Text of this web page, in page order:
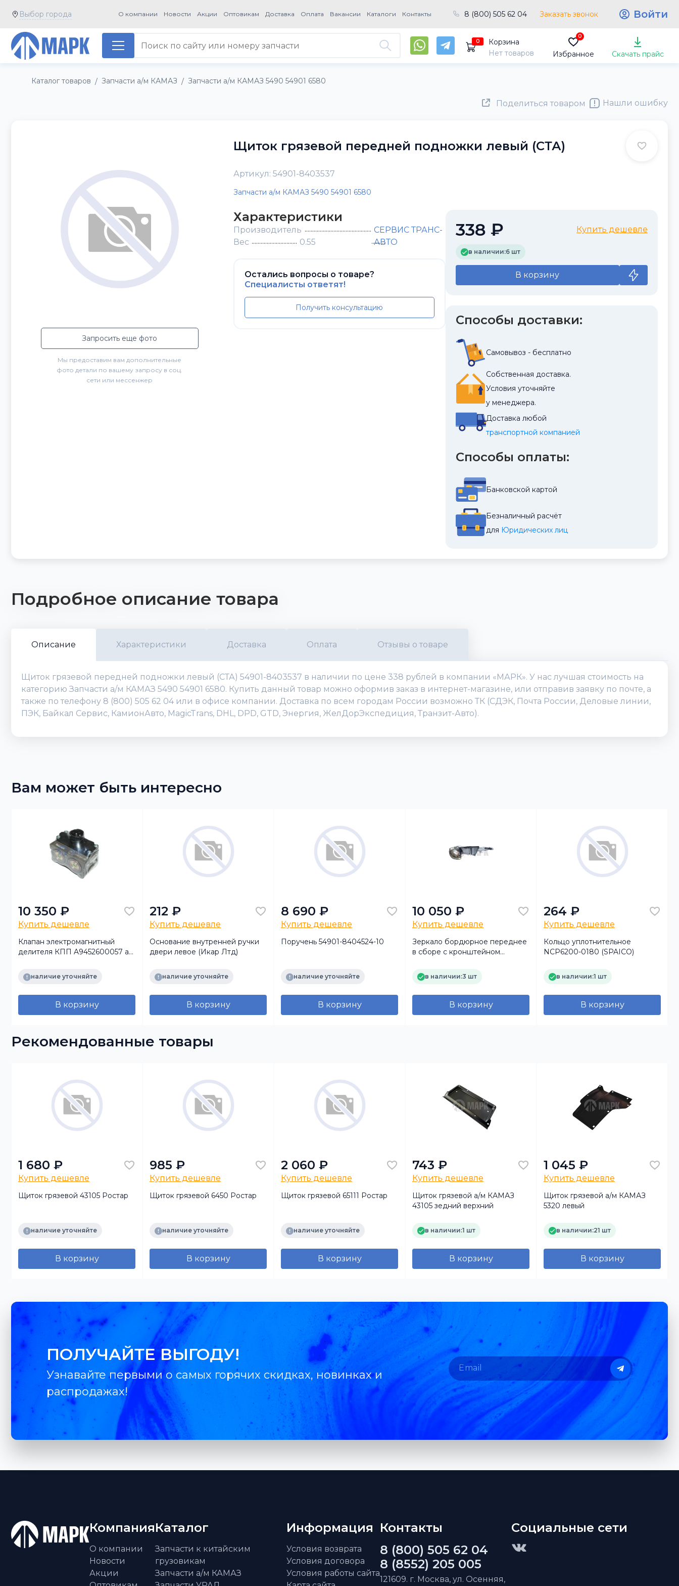
Выбор города О компании Новости Акции Оптовикам Доставка Оплата Вакансии Каталоги Контакты 8 (800) 505 62 04 Заказать звонок Войти
0
Корзина
Нет товаров
0
Избранное Скачать прайс
Каталог товаров / Запчасти а/м КАМАЗ / Запчасти а/м КАМАЗ 5490 54901 6580
Поделиться товаром Нашли ошибку
Запросить еще фото
Мы предоставим вам дополнительные
фото детали по вашему запросу в соц.
сети или мессенжер
Щиток грязевой передней подножки левый (СТА)
Артикул: 54901-8403537
Запчасти а/м КАМАЗ 5490 54901 6580
Характеристики
Производитель
СЕРВИС ТРАНС-
АВТО
Вес 0.55
Остались вопросы о товаре?
Специалисты ответят!
Получить консультацию
338 ₽ Купить дешевле
в наличии:6 шт
В корзину
Способы доставки:
Самовывоз - бесплатно
Собственная доставка.
Условия уточняйте
у менеджера.
Доставка любой
транспортной компанией
Способы оплаты:
Банковской картой
Безналичный расчёт
для Юридических лиц
Подробное описание товара
Описание Характеристики Доставка Оплата Отзывы о товаре
Щиток грязевой передней подножки левый (СТА) 54901-8403537 в наличии по цене 338 рублей в компании «МАРК». У нас лучшая стоимость на
категорию Запчасти а/м КАМАЗ 5490 54901 6580. Купить данный товар можно оформив заказ в интернет-магазине, или отправив заявку по почте, а
также по телефону 8 (800) 505 62 04 или в офисе компании. Доставка по всем городам России возможно ТК (СДЭК, Почта России, Деловые линии,
ПЭК, Байкал Сервис, КамионАвто, MagicTrans, DHL, DPD, GTD, Энергия, ЖелДорЭкспедиция, Транзит-Авто).
Вам может быть интересно
10 350 ₽
Купить дешевле
Клапан электромагнитный
делителя КПП A9452600057 а/
наличие уточняйте
В корзину
212 ₽
Купить дешевле
Основание внутренней ручки
двери левое (Икар Лтд)
наличие уточняйте
В корзину
8 690 ₽
Купить дешевле
Поручень 54901-8404524-10
наличие уточняйте
В корзину
10 050 ₽
Купить дешевле
Зеркало бордюрное переднее
в сборе с кронштейном
549018201530/ MB MP4
(TangDe)
в наличии:3 шт
В корзину
264 ₽
Купить дешевле
Кольцо уплотнительное
NCP6200-0180 (SPAICO)
в наличии:1 шт
В корзину
Рекомендованные товары
1 680 ₽
Купить дешевле
Щиток грязевой 43105 Ростар
наличие уточняйте
В корзину
985 ₽
Купить дешевле
Щиток грязевой 6450 Ростар
наличие уточняйте
В корзину
2 060 ₽
Купить дешевле
Щиток грязевой 65111 Ростар
наличие уточняйте
В корзину
743 ₽
Купить дешевле
Щиток грязевой а/м КАМАЗ
43105 зедний верхний
в наличии:1 шт
В корзину
1 045 ₽
Купить дешевле
Щиток грязевой а/м КАМАЗ
5320 левый
в наличии:21 шт
В корзину
ПОЛУЧАЙТЕ ВЫГОДУ!
Узнавайте первыми о самых горячих скидках, новинках и
распродажах!
Компания
О компании
Новости
Акции
Каталог
Запчасти к китайским
грузовикам
Запчасти а/м КАМАЗ
Информация
Условия возврата
Условия договора
Условия работы сайта
Контакты
8 (800) 505 62 04
8 (8552) 205 005
121609. г. Москва, ул. Осенняя,
Социальные сети